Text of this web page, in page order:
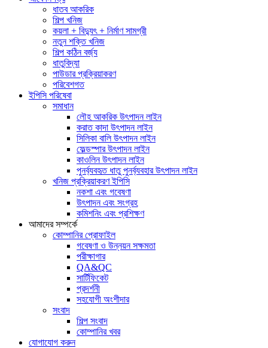
ধাতব আকরিক
শিল্প খনিজ
কয়লা + বিদ্যুৎ + নির্মাণ সামগ্রী
নতুন শক্তি খনিজ
শিল্প কঠিন বর্জ্য
ধাতুবিদ্যা
পাউডার প্রক্রিয়াকরণ
পরিবেশগত
ইপিসি পরিষেবা
সমাধান
লৌহ আকরিক উৎপাদন লাইন
করাত কাদা উৎপাদন লাইন
সিলিকা বালি উৎপাদন লাইন
ফেল্ডস্পার উৎপাদন লাইন
কাওলিন উৎপাদন লাইন
পুনর্ব্যবহৃত ধাতু পুনর্ব্যবহার উৎপাদন লাইন
খনিজ প্রক্রিয়াকরণ ইপিসি
নকশা এবং গবেষণা
উৎপাদন এবং সংগ্রহ
কমিশনিং এবং প্রশিক্ষণ
আমাদের সম্পর্কে
কোম্পানির প্রোফাইল
গবেষণা ও উন্নয়ন সক্ষমতা
পরীক্ষাগার
QA&QC
সার্টিফিকেট
প্রদর্শনী
সহযোগী অংশীদার
সংবাদ
শিল্প সংবাদ
কোম্পানির খবর
যোগাযোগ করুন